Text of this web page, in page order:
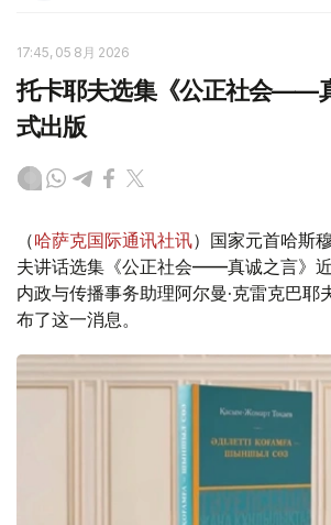
17:45, 05 8月 2026
托卡耶夫选集《公正社会——
式出版
（哈萨克国际通讯社讯）国家元首哈斯
夫讲话选集《公正社会——真诚之言》
内政与传播事务助理阿尔曼·克雷克巴耶
布了这一消息。